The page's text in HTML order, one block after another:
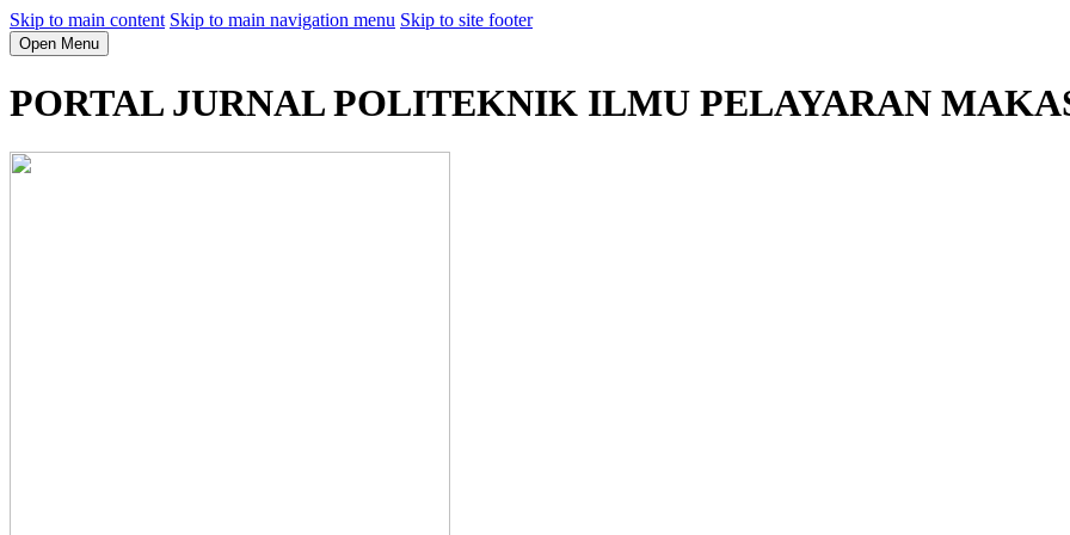
Skip to main content Skip to main navigation menu Skip to site footer
Open Menu
PORTAL JURNAL POLITEKNIK ILMU PELAYARAN